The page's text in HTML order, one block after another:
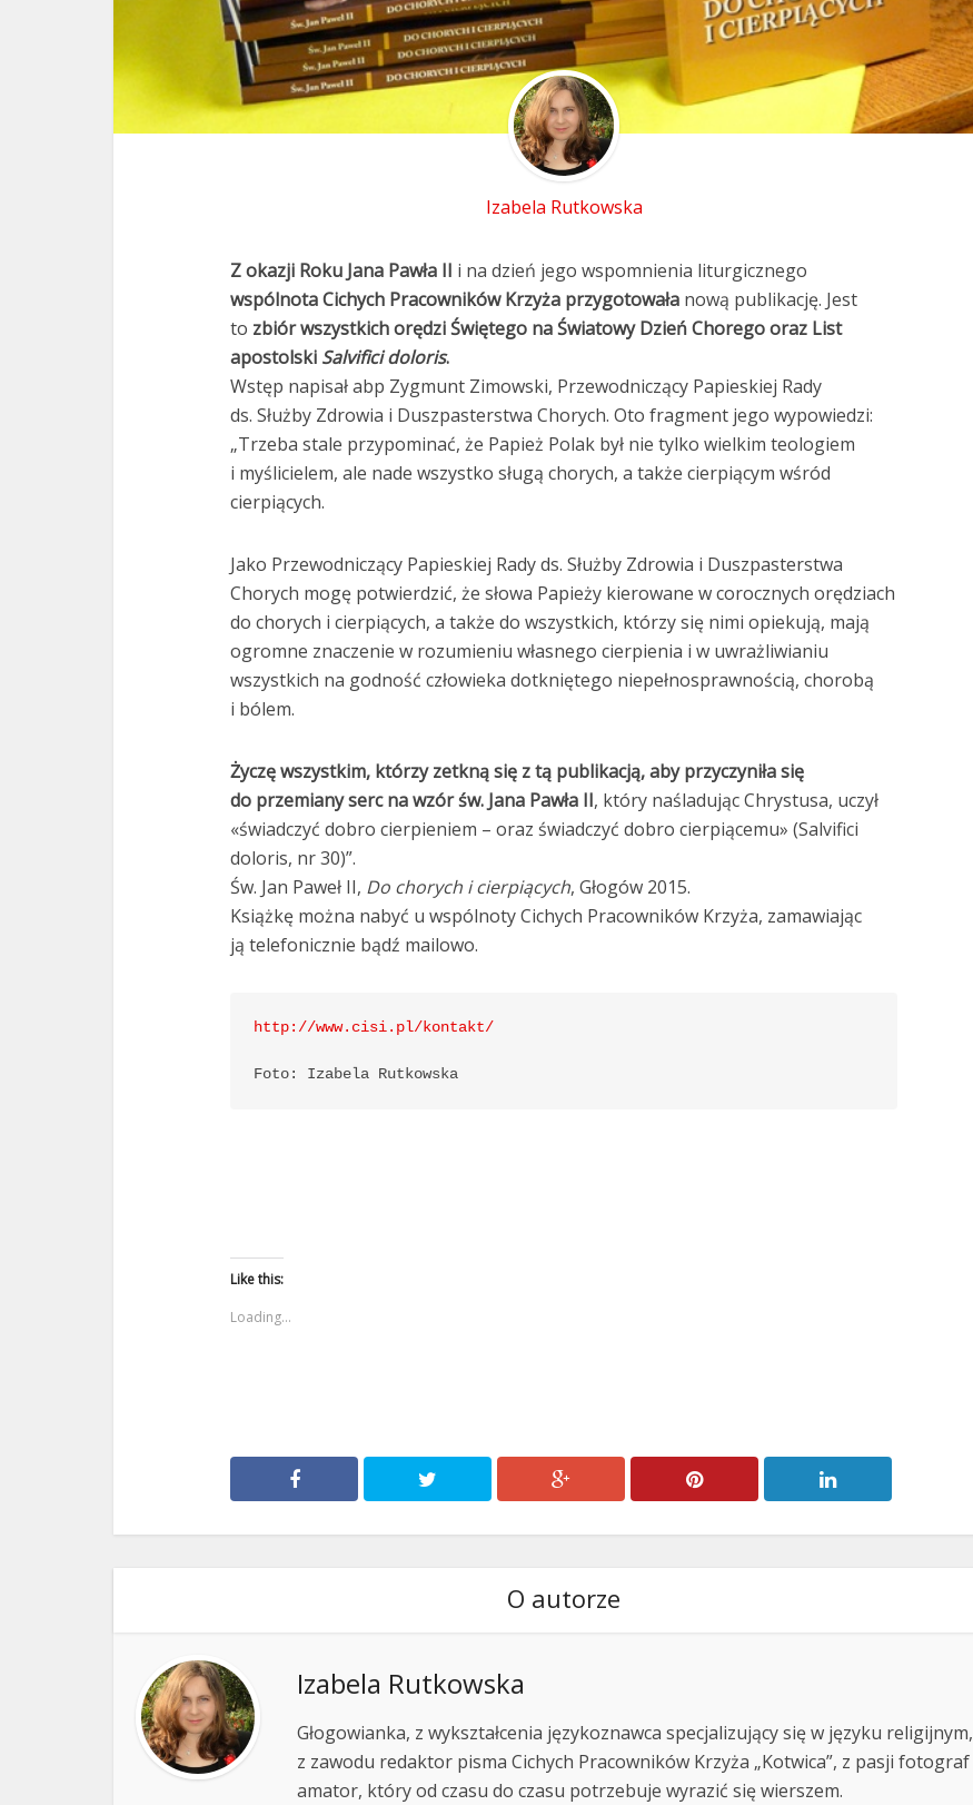
Izabela Rutkowska
Z okazji Roku Jana Pawła II i na dzień jego wspomnienia liturgicznego
wspólnota Cichych Pracowników Krzyża przygotowała nową publikację. Jest
to zbiór wszystkich orędzi Świętego na Światowy Dzień Chorego oraz List
apostolski Salvifici doloris.
Wstęp napisał abp Zygmunt Zimowski, Przewodniczący Papieskiej Rady
ds. Służby Zdrowia i Duszpasterstwa Chorych. Oto fragment jego wypowiedzi:
„Trzeba stale przypominać, że Papież Polak był nie tylko wielkim teologiem
i myślicielem, ale nade wszystko sługą chorych, a także cierpiącym wśród
cierpiących.
Jako Przewodniczący Papieskiej Rady ds. Służby Zdrowia i Duszpasterstwa
Chorych mogę potwierdzić, że słowa Papieży kierowane w corocznych orędziach
do chorych i cierpiących, a także do wszystkich, którzy się nimi opiekują, mają
ogromne znaczenie w rozumieniu własnego cierpienia i w uwrażliwianiu
wszystkich na godność człowieka dotkniętego niepełnosprawnością, chorobą
i bólem.
Życzę wszystkim, którzy zetkną się z tą publikacją, aby przyczyniła się
do przemiany serc na wzór św. Jana Pawła II, który naśladując Chrystusa, uczył
«świadczyć dobro cierpieniem – oraz świadczyć dobro cierpiącemu» (Salvifici
doloris, nr 30)”.
Św. Jan Paweł II, Do chorych i cierpiących, Głogów 2015.
Książkę można nabyć u wspólnoty Cichych Pracowników Krzyża, zamawiając
ją telefonicznie bądź mailowo.
http://www.cisi.pl/kontakt/
Foto: Izabela Rutkowska
Like this:
Loading...
O autorze
Izabela Rutkowska
Głogowianka, z wykształcenia językoznawca specjalizujący się w języku religijnym,
z zawodu redaktor pisma Cichych Pracowników Krzyża „Kotwica”, z pasji fotograf
amator, który od czasu do czasu potrzebuje wyrazić się wierszem.